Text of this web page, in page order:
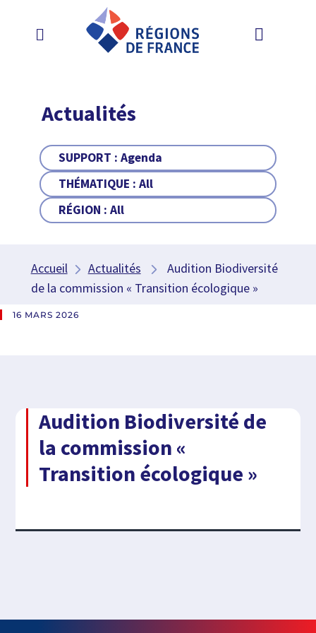
Actualités
SUPPORT :Agenda
THÉMATIQUE :All
RÉGION :All
Accueil Actualités
Audition Biodiversité
de la commission « Transition écologique »
16 MARS 2026
Audition Biodiversité de
la commission «
Transition écologique »